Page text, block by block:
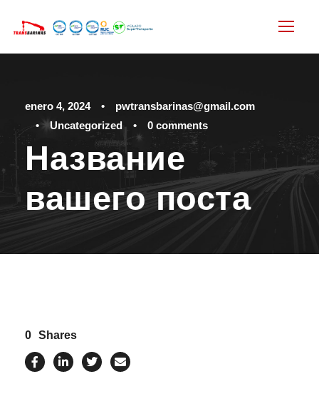
enero 4, 2024 •
pwtransbarinas@gmail.com
•
Uncategorized • 0 comments
Название
вашего поста
0 Shares